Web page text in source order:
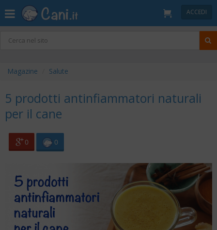
ACCEDI
Magazine Salute
5 prodotti antinfiammatori naturali
per il cane
0 0